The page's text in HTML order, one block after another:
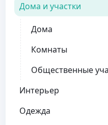
Дома и участки
Дома
Комнаты
Общественные
Интерьер
Одежда